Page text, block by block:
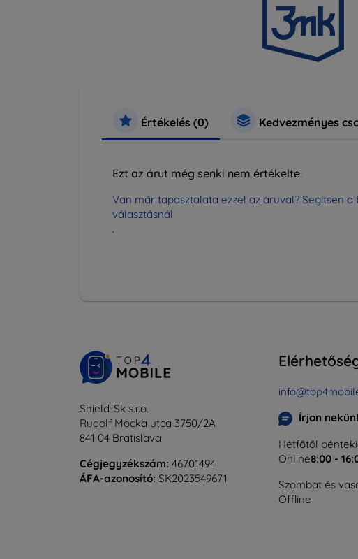
Értékelés (0) Kedvezményes
Ezt az árut még senki nem értékelte.
Van már tapasztalata ezzel az áruval? Segítsen
választásnál
.
Shield-Sk s.r.o.
Rudolf Mocka utca 3750/2A
841 04 Bratislava
Cégjegyzékszám: 46701494
ÁFA-azonosító: SK2023549671
Írjon
Hétfőtől
Online8:00 -
Szombat és
Offline